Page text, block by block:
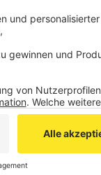
und Susann